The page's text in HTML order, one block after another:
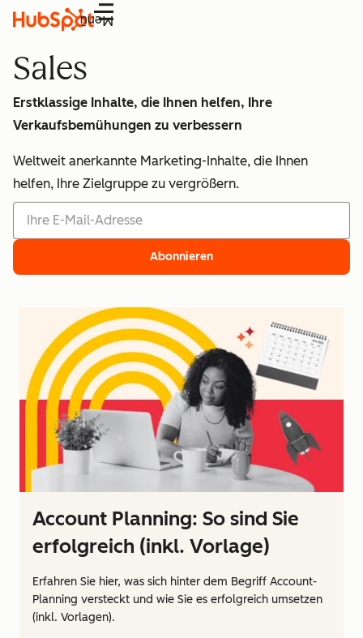
Menü
Sales
Erstklassige Inhalte, die Ihnen helfen, Ihre
Verkaufsbemühungen zu verbessern
Weltweit anerkannte Marketing-Inhalte, die Ihnen
helfen, Ihre Zielgruppe zu vergrößern.
Abonnieren
Account Planning: So sind Sie
erfolgreich (inkl. Vorlage)
Erfahren Sie hier, was sich hinter dem Begriff Account-
Planning versteckt und wie Sie es erfolgreich umsetzen
(inkl. Vorlagen).